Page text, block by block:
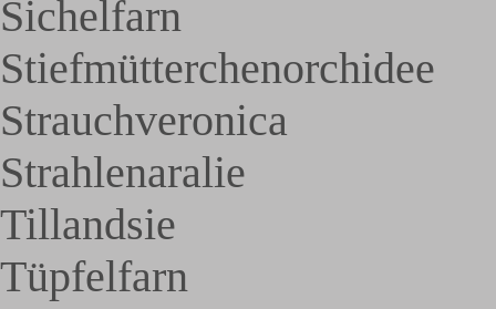
Sichelfarn
Stiefmütterchenorchidee
Strauchveronica
Strahlenaralie
Tillandsie
Tüpfelfarn